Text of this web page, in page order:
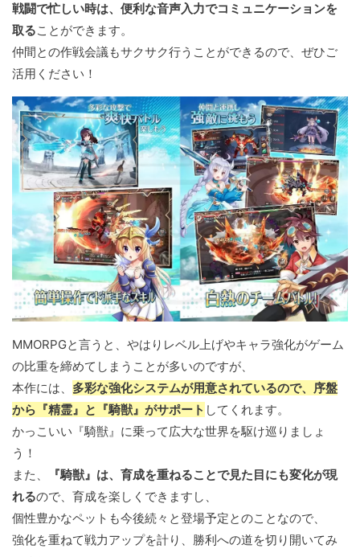
戦闘で忙しい時は、便利な音声入力でコミュニケーションを
取ることができます。
仲間との作戦会議もサクサク行うことができるので、ぜひご
活用ください！
MMORPGと言うと、やはりレベル上げやキャラ強化がゲーム
の比重を締めてしまうことが多いのですが、
本作には、 多彩な強化システムが用意されているので、序盤
から『精霊』と『騎獣』がサポート してくれます。
かっこいい『騎獣』に乗って広大な世界を駆け巡りましょ
う！
また、
『騎獣』は、育成を重ねることで見た目にも変化が現
れるので、育成を楽しくできますし、
個性豊かなペットも今後続々と登場予定とのことなので、
強化を重ねて戦力アップを計り、勝利への道を切り開いてみ